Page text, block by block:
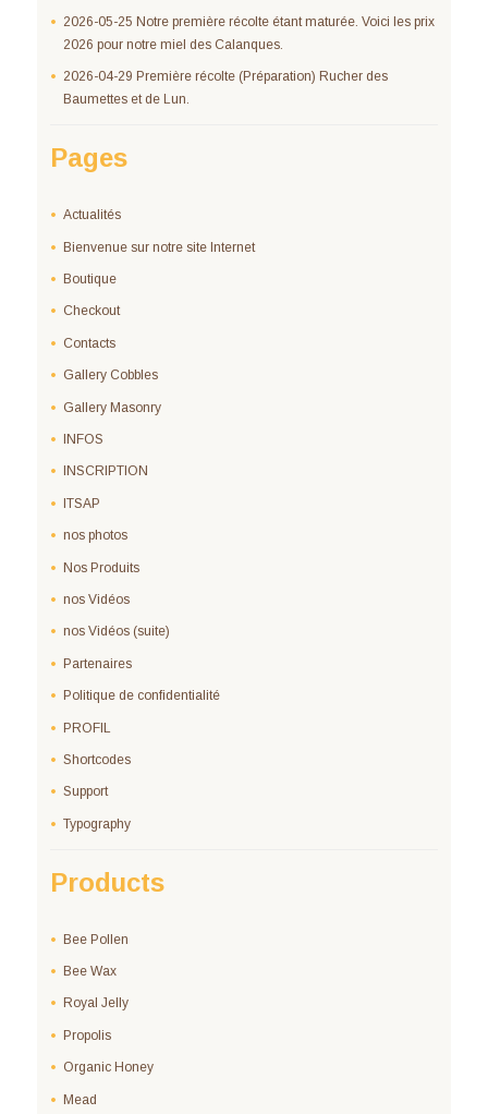
2026-05-25 Notre première récolte étant maturée. Voici les prix
2026 pour notre miel des Calanques.
2026-04-29 Première récolte (Préparation) Rucher des
Baumettes et de Lun.
Pages
Actualités
Bienvenue sur notre site Internet
Boutique
Checkout
Contacts
Gallery Cobbles
Gallery Masonry
INFOS
INSCRIPTION
ITSAP
nos photos
Nos Produits
nos Vidéos
nos Vidéos (suite)
Partenaires
Politique de confidentialité
PROFIL
Shortcodes
Support
Typography
Products
Bee Pollen
Bee Wax
Royal Jelly
Propolis
Organic Honey
Mead